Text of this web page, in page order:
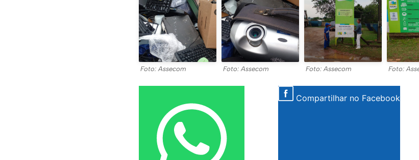
Foto: Assecom Foto: Assecom Foto: Assecom Foto:
Compartilhar no Facebook